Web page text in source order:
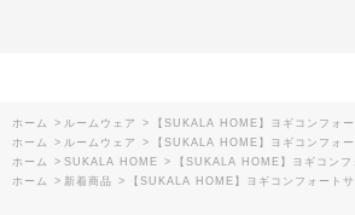
ホーム > ルームウェア >
【SUKALA HOME】ヨギコンフォ
ホーム
> ルームウェア >
【SUKALA HOME】ヨギコンフォ
ホーム
> SUKALA HOME >
【SUKALA HOME】ヨギコン
ホーム
> 新着商品 > 【SUKALA HOME】ヨギコンフォート